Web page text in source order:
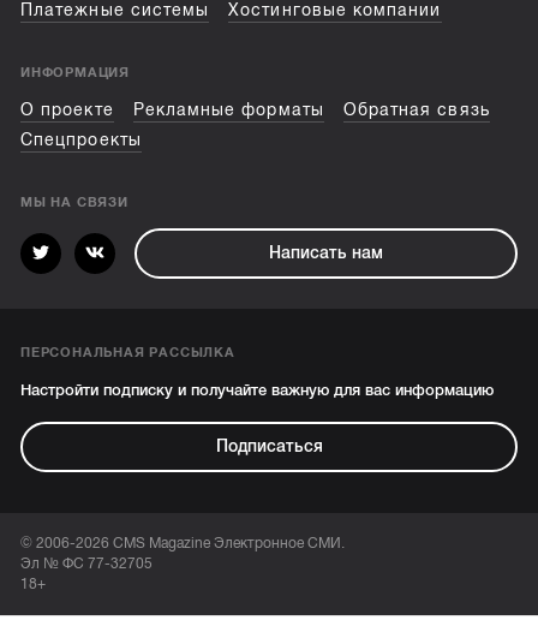
Платежные системы
Хостинговые компании
ИНФОРМАЦИЯ
О проекте Рекламные форматы
Обратная связь
Спецпроекты
МЫ НА СВЯЗИ
Написать нам
ПЕРСОНАЛЬНАЯ РАССЫЛКА
Настройти подписку и получайте важную для вас информацию
Подписаться
© 2006-2026 CMS Magazine Электронное СМИ.
Эл № ФС 77-32705
18+